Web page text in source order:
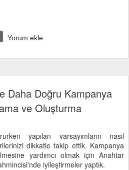
Yorum ekle
Daha Doğru Kampanya
ve Oluşturma
yapılan varsayımların nasıl
dikkatle takip ettik. Kampanya
yardımcı olmak için Anahtar
iyileştirmeler yaptık.